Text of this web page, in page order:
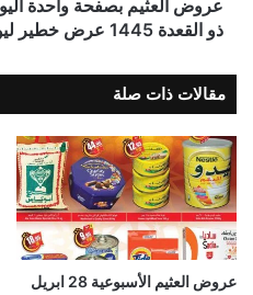
ذو القعدة 1445 عرض خطير ليوم الاثنين فقط - عروض اليوم
مقالات ذات صلة
عروض العثيم الأسبوعية 28 ابريل